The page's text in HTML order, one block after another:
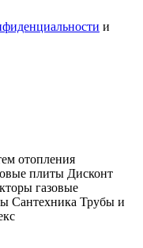
и
отопления
плиты Дисконт
газовые
Сантехника Трубы и